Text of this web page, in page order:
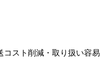
スト削減・取り扱い容易